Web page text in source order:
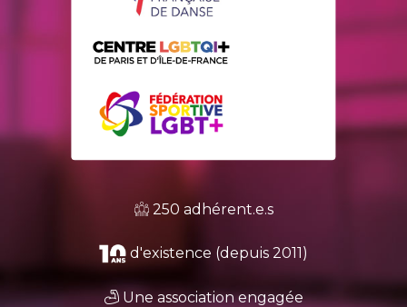
250 adhérent.e.s
d'existence (depuis 2011)
Une association engagée